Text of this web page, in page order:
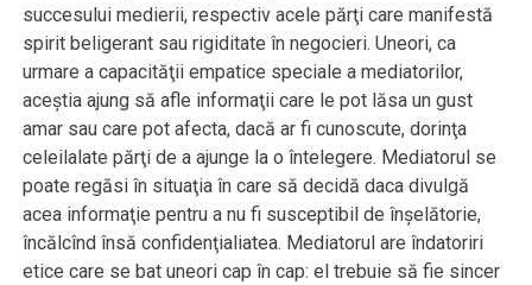
succesului medierii, respectiv acele părţi care manifestă
spirit beligerant sau rigiditate în negocieri. Uneori, ca
urmare a capacităţii empatice speciale a mediatorilor,
aceştia ajung să afle informaţii care le pot lăsa un gust
amar sau care pot afecta, dacă ar fi cunoscute, dorinţa
celeilalate părţi de a ajunge la o întelegere. Mediatorul se
poate regăsi în situaţia în care să decidă daca divulgă
acea informaţie pentru a nu fi susceptibil de înşelătorie,
încălcînd însă confidenţialiatea. Mediatorul are îndatoriri
etice care se bat uneori cap în cap: el trebuie să fie sincer